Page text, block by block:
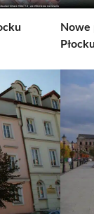
Nowe
Płocku